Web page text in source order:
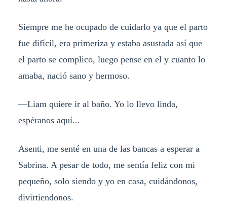
Siempre me he ocupado de cuidarlo ya que el parto
fue difícil, era primeriza y estaba asustada así que
el parto se complico, luego pense en el y cuanto lo
amaba, nació sano y hermoso.
—Liam quiere ir al baño. Yo lo llevo linda,
espéranos aquí...
Asenti, me senté en una de las bancas a esperar a
Sabrina. A pesar de todo, me sentía feliz con mi
pequeño, solo siendo y yo en casa, cuidándonos,
divirtiendonos.